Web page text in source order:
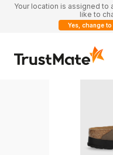
Your location is assigned to
like to
Yes, change